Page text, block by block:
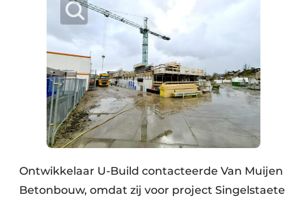
Ontwikkelaar U-Build contacteerde Van Muijen
Betonbouw, omdat zij voor project Singelstaete